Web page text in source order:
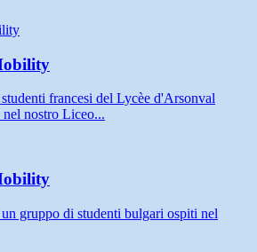
francesi del Lycèe d'Arsonval
nostro Liceo...
gruppo di studenti bulgari ospiti nel